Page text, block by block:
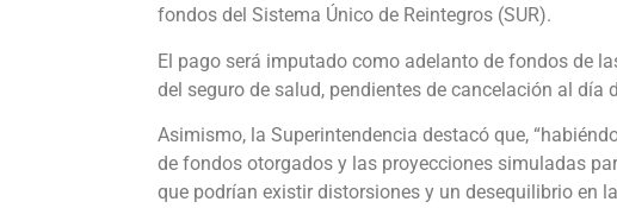
fondos del Sistema Único de Reintegros (SUR).
El pago será imputado como adelanto de fondos de
del seguro de salud, pendientes de cancelación al día
Asimismo, la Superintendencia destacó que,
de fondos otorgados y las proyecciones simuladas
que podrían existir distorsiones y un desequilibrio en